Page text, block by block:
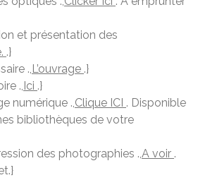
et présentation des
.}
., L’ouvrage .}
., Ici .}
numérique .,Clique ICI . Disponible
bibliothèques de votre
des photographies .,A voir .